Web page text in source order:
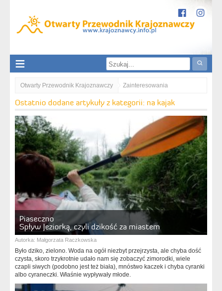
Otwarty Przewodnik Krajoznawczy Zainteresowania
Aktywnie na kajak
Ostatnio dodane artykuły z kategorii: na kajak
Piaseczno
Spływ Jeziorką, czyli dzikość za miastem
Autorka: Małgorzata Raczkowska
Było dziko, zielono. Woda na ogół niezbyt przejrzysta, ale chyba dość
czysta, skoro trzykrotnie udało nam się zobaczyć zimorodki, wiele
czapli siwych (podobno jest też biała), mnóstwo kaczek i chyba cyranki
albo cyraneczki. Właśnie wypływały młode.